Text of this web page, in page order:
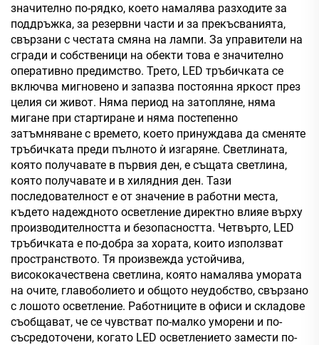
значително по-рядко, което намалява разходите за
поддръжка, за резервни части и за прекъсванията,
свързани с честата смяна на лампи. За управители на
сгради и собственици на обекти това е значително
оперативно предимство. Трето, LED тръбичката се
включва мигновено и запазва постоянна яркост през
целия си живот. Няма период на затопляне, няма
мигане при стартиране и няма постепенно
затъмняване с времето, което принуждава да сменяте
тръбичката преди пълното ѝ изгаряне. Светлината,
която получавате в първия ден, е същата светлина,
която получавате и в хилядния ден. Тази
последователност е от значение в работни места,
където надеждното осветление директно влияе върху
производителността и безопасността. Четвърто, LED
тръбичката е по-добра за хората, които използват
пространството. Тя произвежда устойчива,
висококачествена светлина, която намалява умората
на очите, главоболието и общото неудобство, свързано
с лошото осветление. Работниците в офиси и складове
съобщават, че се чувстват по-малко уморени и по-
съсредоточени, когато LED осветлението замести по-